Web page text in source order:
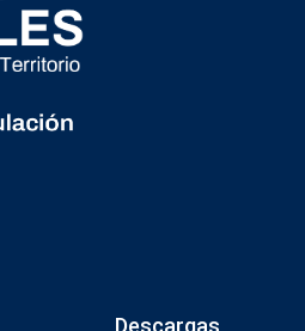
Descargas